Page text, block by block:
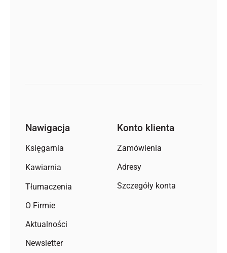
Nawigacja
Księgarnia
Kawiarnia
Tłumaczenia
O Firmie
Aktualności
Newsletter
Konto klienta
Zamówienia
Adresy
Szczegóły konta